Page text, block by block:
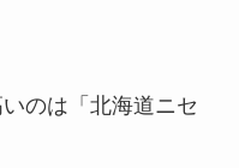
のは「北海道ニセ